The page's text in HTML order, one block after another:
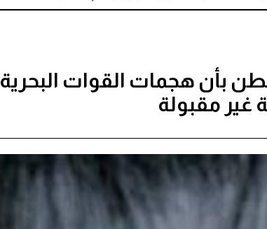
بأن هجمات القوات البحرية
غير مقبولة